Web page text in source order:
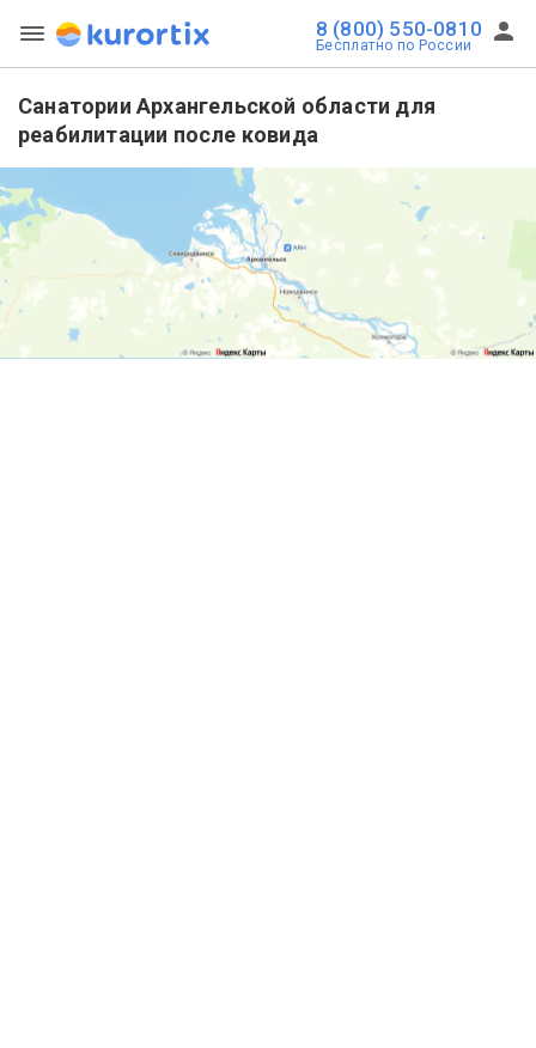
8 (800) 550-0810
Бесплатно по России
Санатории Архангельской области для
реабилитации после ковида